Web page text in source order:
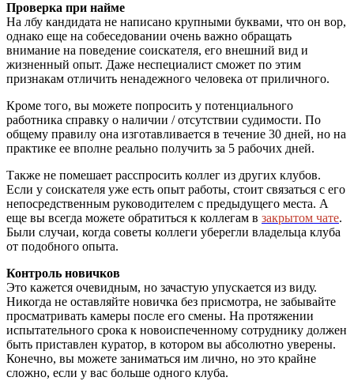
Проверка при найме
На лбу кандидата не написано крупными буквами, что он вор,
однако еще на собеседовании очень важно обращать
внимание на поведение соискателя, его внешний вид и
жизненный опыт. Даже неспециалист сможет по этим
признакам отличить ненадежного человека от приличного.
Кроме того, вы можете попросить у потенциального
работника справку о наличии / отсутствии судимости. По
общему правилу она изготавливается в течение 30 дней, но на
практике ее вполне реально получить за 5 рабочих дней.
Также не помешает расспросить коллег из других клубов.
Если у соискателя уже есть опыт работы, стоит связаться с его
непосредственным руководителем с предыдущего места. А
еще вы всегда можете обратиться к коллегам в закрытом чате.
Были случаи, когда советы коллеги уберегли владельца клуба
от подобного опыта.
Контроль новичков
Это кажется очевидным, но зачастую упускается из виду.
Никогда не оставляйте новичка без присмотра, не забывайте
просматривать камеры после его смены. На протяжении
испытательного срока к новоиспеченному сотруднику должен
быть приставлен куратор, в котором вы абсолютно уверены.
Конечно, вы можете заниматься им лично, но это крайне
сложно, если у вас больше одного клуба.